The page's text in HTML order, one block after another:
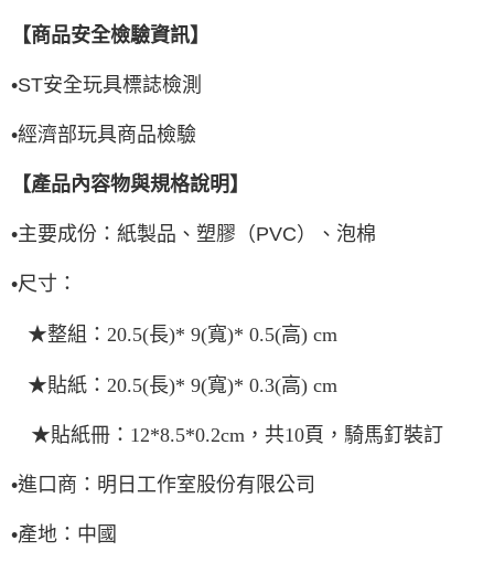
【商品安全檢驗資訊】
•ST安全玩具標誌檢測
•經濟部玩具商品檢驗
【產品內容物與規格說明】
•主要成份：紙製品、塑膠（PVC）、泡棉
•尺寸：
★整組： 20.5(長)* 9(寬)* 0.5(高) cm
★貼紙： 20.5(長)* 9(寬)* 0.3(高) cm
★貼紙冊： 12*8.5*0.2cm ，共10頁，騎馬釘裝訂
•進口商：明日工作室股份有限公司
•產地：中國